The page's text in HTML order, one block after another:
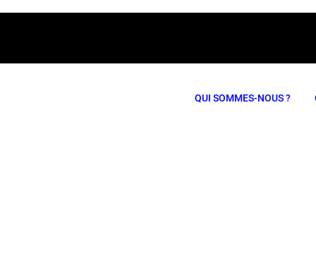
QUI SOMMES-NOUS ?